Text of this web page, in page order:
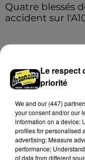
Quatre blessés
accident sur
A LA UNE
Le respect
priorité
We and our (447)
your consent and/or our
information on a device;
profiles for personalised
advertising; Measure
performance;
of data from different